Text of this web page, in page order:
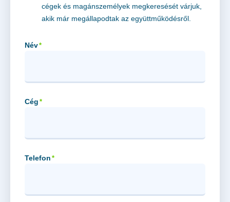
cégek és magánszemélyek megkeresését várjuk,
akik már megállapodtak az együttműködésről.
Név*
Cég *
Telefon *